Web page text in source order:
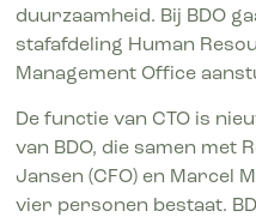
duurzaamheid. Bij BDO
stafafdeling Human
Management Office
De functie van CTO is
van BDO, die samen met
Jansen (CFO) en Marcel
vier personen bestaat.